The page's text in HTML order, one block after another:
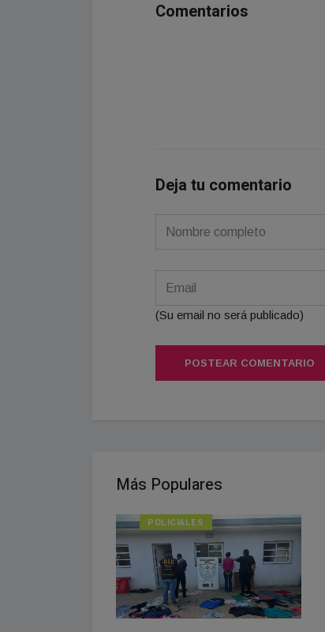
Comentarios
Deja tu comentario
(Su email no será publicado)
POSTEAR COMENTARIO
Más Populares
POLICIALES